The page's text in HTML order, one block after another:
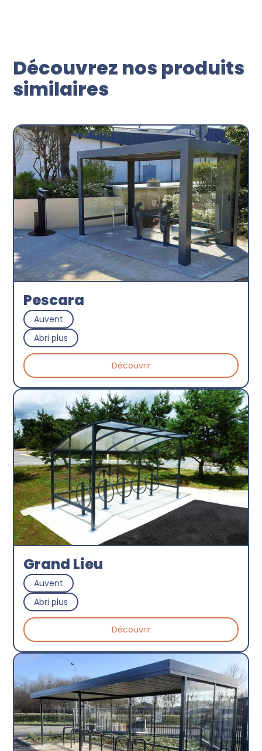
Découvrez nos produits
similaires
Pescara
Auvent
Abri plus
Découvrir
Grand Lieu
Auvent
Abri plus
Découvrir